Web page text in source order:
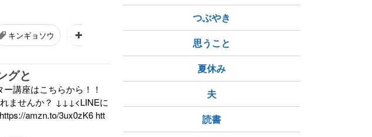
キンギョソウ バラ
グと
講座はこちらから！！
ませんか？ ↓↓↓<LINEに
amzn.to/3ux0zK6 htt
つぶやき
思うこと
夏休み
夫
読書